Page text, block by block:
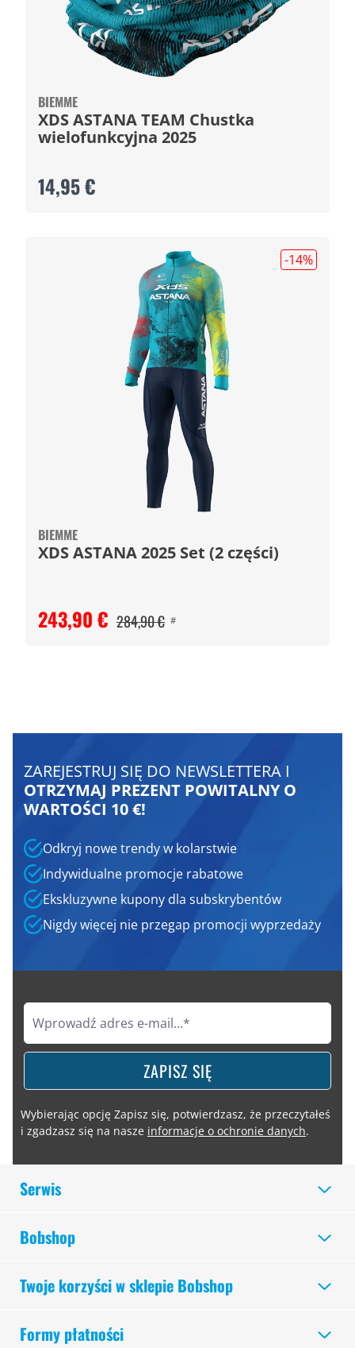
BIEMME
XDS ASTANA TEAM Chustka
wielofunkcyjna 2025
14,95 €
-14%
BIEMME
XDS ASTANA 2025 Set (2 części)
243,90 € 284,90 € #
ZAREJESTRUJ SIĘ DO NEWSLETTERA I
OTRZYMAJ PREZENT POWITALNY O
WARTOŚCI 10 €!
Odkryj nowe trendy w kolarstwie
Indywidualne promocje rabatowe
Ekskluzywne kupony dla subskrybentów
Nigdy więcej nie przegap promocji wyprzedaży
ZAPISZ SIĘ
Wybierając opcję Zapisz się, potwierdzasz, że przeczytałeś
i zgadzasz się na nasze informacje o ochronie danych.
Serwis
Bobshop
Twoje korzyści w sklepie Bobshop
Formy płatności